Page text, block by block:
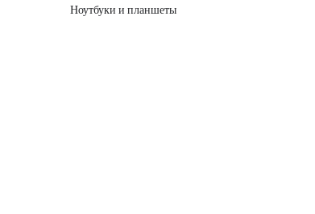
Ноутбуки и планшеты